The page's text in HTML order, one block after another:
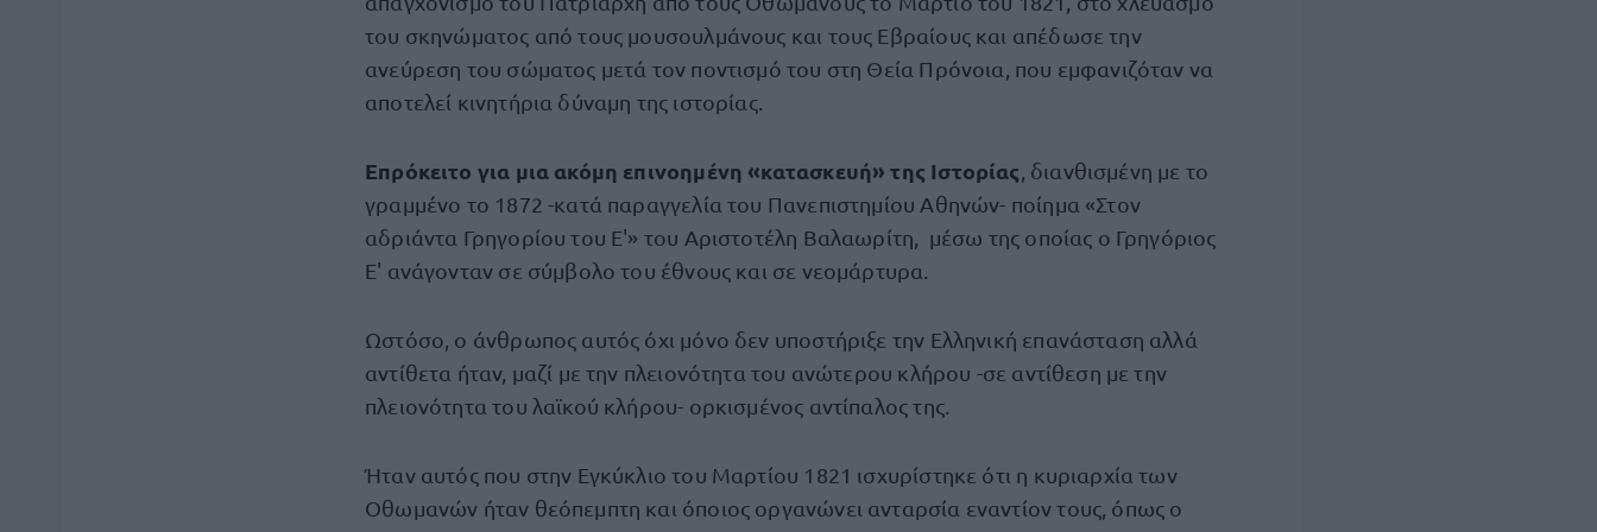
του σκηνώματος από τους μουσουλμάνους και τους Εβραίους και απέδωσε την
ανεύρεση του σώματος μετά τον ποντισμό του στη Θεία Πρόνοια, που εμφανιζόταν να
αποτελεί κινητήρια δύναμη της ιστορίας.
Επρόκειτο για μια ακόμη επινοημένη «κατασκευή» της Ιστορίας , διανθισμένη με το
γραμμένο το 1872 -κατά παραγγελία του Πανεπιστημίου Αθηνών- ποίημα «Στον
αδριάντα Γρηγορίου του Ε'» του Αριστοτέλη Βαλαωρίτη, μέσω της οποίας ο Γρηγόριος
Ε' ανάγονταν σε σύμβολο του έθνους και σε νεομάρτυρα.
Ωστόσο, ο άνθρωπος αυτός όχι μόνο δεν υποστήριξε την Ελληνική επανάσταση αλλά
αντίθετα ήταν, μαζί με την πλειονότητα του ανώτερου κλήρου -σε αντίθεση με την
πλειονότητα του λαϊκού κλήρου- ορκισμένος αντίπαλος της.
Ήταν αυτός που στην Εγκύκλιο του Μαρτίου 1821 ισχυρίστηκε ότι η κυριαρχία των
Οθωμανών ήταν θεόπεμπτη και όποιος οργανώνει ανταρσία εναντίον τους, όπως ο